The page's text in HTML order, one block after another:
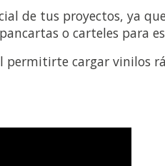
de tus proyectos, ya
o carteles para
cargar vinilos